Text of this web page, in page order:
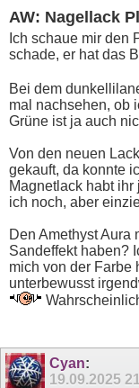
AW: Nagellack
Ich schaue mir den
schade, er hat das
Bei dem
mal nachsehen, ob
Grüne ist ja auch
Von den neuen
gekauft, da konnte
Magnetlack habt
ich noch, aber
Den Amethyst Aura
Sandeffekt haben?
mich von der Farbe
unterbewusst
Cyan:
19.09.2025